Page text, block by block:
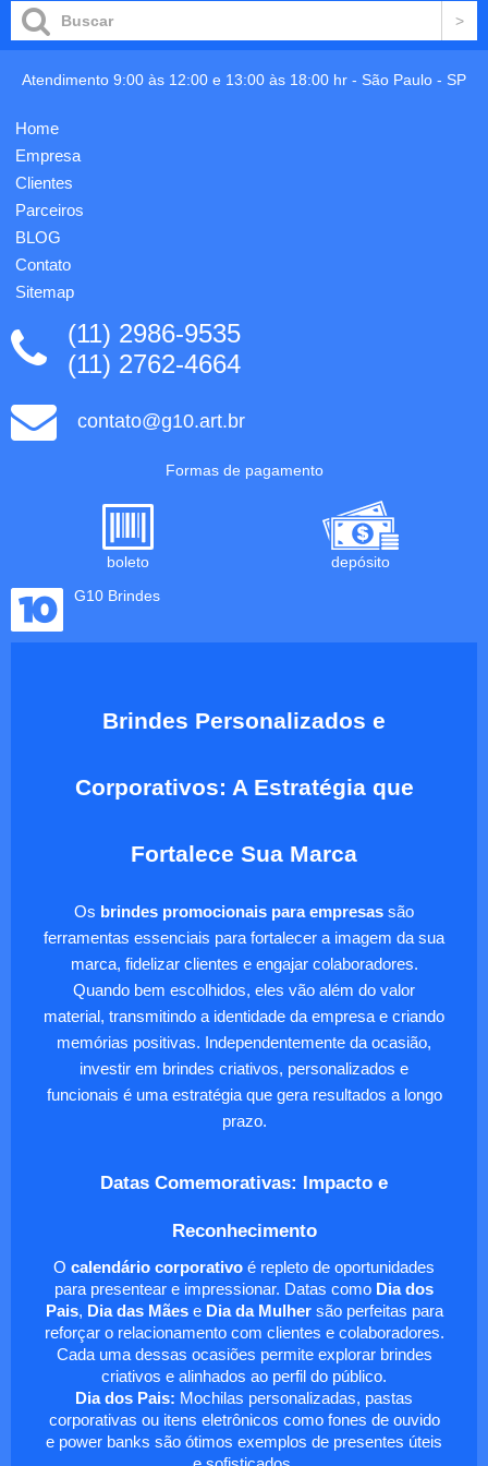
fitas
ajustáveis.
200 x
em 1
cor já
incluso.
e tabúa.
gravação
Atendimento 9:00 às 12:00 e 13:00 às 18:00 hr - São Paulo - SP
Home
Empresa
Clientes
Parceiros
BLOG
Contato
Sitemap
(11) 2986-9535
(11) 2762-4664
contato@g10.art.br
Formas de pagamento
boleto
depósito
G10 Brindes
Brindes Personalizados e
Corporativos: A Estratégia que
Fortalece Sua Marca
Os brindes promocionais para empresas são
ferramentas essenciais para fortalecer a imagem da sua
marca, fidelizar clientes e engajar colaboradores.
Quando bem escolhidos, eles vão além do valor
material, transmitindo a identidade da empresa e criando
memórias positivas. Independentemente da ocasião,
investir em brindes criativos, personalizados e
funcionais é uma estratégia que gera resultados a longo
prazo.
Datas Comemorativas: Impacto e
Reconhecimento
O calendário corporativo é repleto de oportunidades
para presentear e impressionar. Datas como Dia dos
Pais, Dia das Mãese Dia da Mulhersão perfeitas para
reforçar o relacionamento com clientes e colaboradores.
Cada uma dessas ocasiões permite explorar brindes
criativos e alinhados ao perfil do público.
Dia dos Pais: Mochilas personalizadas, pastas
corporativas ou itens eletrônicos como fones de ouvido
e power banks são ótimos exemplos de presentes úteis